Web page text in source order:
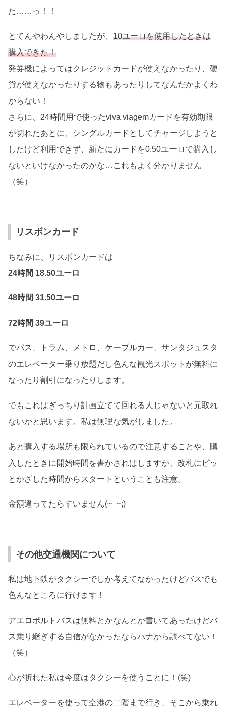
た……っ！！
とてんやわんやしましたが、 10ユーロを使用したときは
購入できた！
発券機によってはクレジットカードが使えなかったり、硬
貨が使えなかったりする物もあったりしてなんだかよくわ
からない！
さらに、24時間用で使ったviva viagemカードを有効期限
が切れたあとに、シングルカードとしてチャージしようと
したけど利用できず、新たにカードを0.50ユーロで購入し
ないといけなかったのかな…これもよく分かりません
（笑）
リスボンカード
ちなみに、リスボンカードは
24時間 18.50ユーロ
48時間 31.50ユーロ
72時間 39ユーロ
でバス、トラム、メトロ、ケーブルカー、サンタジュスタ
のエレベーター乗り放題だし色んな観光スポットが無料に
なったり割引になったりします。
でもこれはぎっちり計画立てて回れる人じゃないと元取れ
ないかと思います。私は無理な気がしました。
あと購入する場所も限られているので注意することや、購
入したときに開始時間を書かされはしますが、改札にピッ
とかざした時間からスタートということも注意。
金額違ってたらすいません(~_~;)
その他交通機関について
私は地下鉄がタクシーでしか考えてなかったけどバスでも
色んなところに行けます！
アエロポルトバスは無料とかなんとか書いてあったけどバ
ス乗り継ぎする自信がなかったならハナから調べてない！
（笑）
心が折れた私は今度はタクシーを使うことに！(笑)
エレベーターを使って空港の二階まで行き、そこから乗れ